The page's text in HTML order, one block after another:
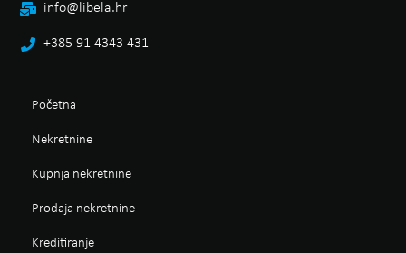
info@libela.hr
+385 91 4343 431
Početna
Nekretnine
Kupnja nekretnine
Prodaja nekretnine
Kreditiranje